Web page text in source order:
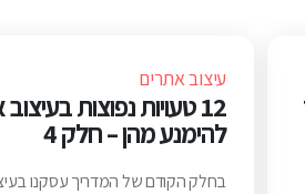
עיצוב אתרים
12 טעויות נפוצות
להימנע מהן – חלק 4
בחלק הקודם של המדריך עסקנו